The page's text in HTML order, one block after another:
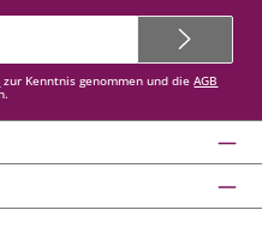
zur Kenntnis genommen und dieAGB